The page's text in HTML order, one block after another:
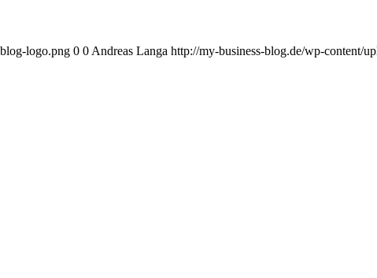
logo.png 0 0 Andreas Langa http://my-business-blog.de/wp-content/